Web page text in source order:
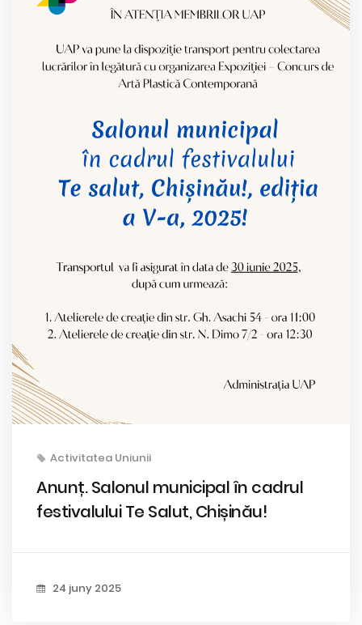
Activitatea Uniunii
Anunț. Salonul municipal în cadrul
festivalului Te Salut, Chișinău!
24 juny 2025